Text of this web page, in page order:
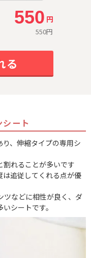
ート
、伸縮タイプの専用シ
れることが多いです
追従してくれる点が優
ツなどに相性が良く、ダ
シートです。
550 円
550円
る